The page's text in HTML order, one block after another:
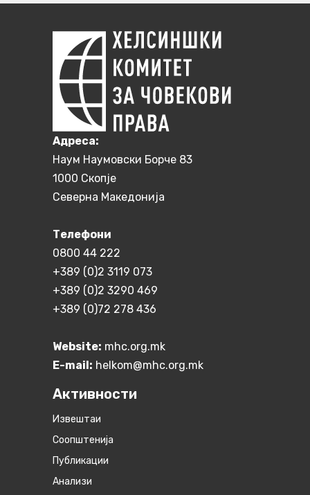
Aдреса:
Наум Наумовски Борче 83
1000 Скопје
Северна Македонија
Телефони
0800 44 222
+389 (0)2 3119 073
+389 (0)2 3290 469
+389 (0)72 278 436
Website: mhc.org.mk
E-mail: helkom@mhc.org.mk
Активности
Извештаи
Соопштенија
Публикации
Анализи